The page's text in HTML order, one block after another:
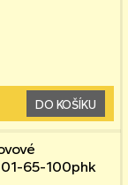
DO KOŠÍKU
65-100phk